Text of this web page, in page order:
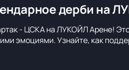
дерби на
- ЦСКА на ЛУКОЙЛ Арене!
эмоциями. Узнайте, как